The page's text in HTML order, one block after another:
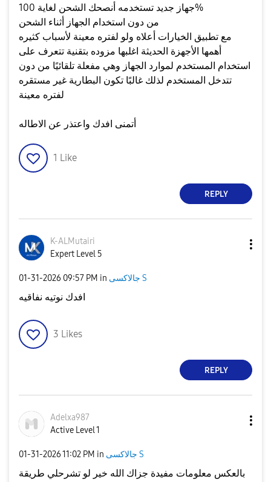
جهاز جديد تستخدمه أنصحك الشحن لغاية 100%
من دون استخدام الجهاز أثناء الشحن
مع تطبيق الخيارات أعلاه ولو لفتره معينة لأسباب كثيره
أهمها الأجهزة الحديثة اغلبها مزوده بتقنية تتعرف على
استخدام المستخدم لموارد الجهاز وهي مفعلة تلقائيًا من دون
تتدخل المستخدم لذلك غالبًا تكون البطارية غير مستقره
لفتره معينة
أتمنى افدك واعتذر عن الاطاله
1 Like
REPLY
K-ALMutairi
Expert Level 5
‎01-31-2026 09:57 PM in جالاكسى S
افدك نوتيه نفاقيه
3 Likes
REPLY
Adelxa987
Active Level 1
‎01-31-202611:02 PM in جالاكسى S
بالعكس معلومات مفيدة جزاك الله خير لو تشرحلي طريقة